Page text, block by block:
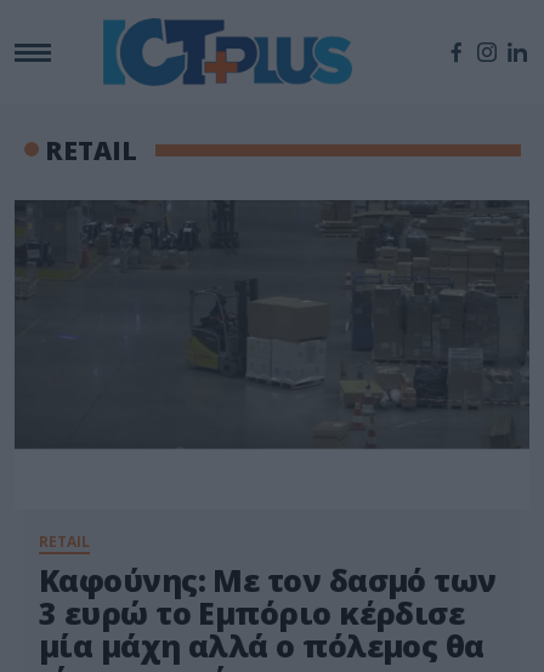
RETAIL
RETAIL
Καφούνης: Με τον δασμό των
3 ευρώ το Εμπόριο κέρδισε
μία μάχη αλλά ο πόλεμος θα